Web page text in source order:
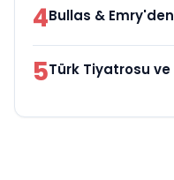
4Bullas &
5Türk Tiyatrosu ve